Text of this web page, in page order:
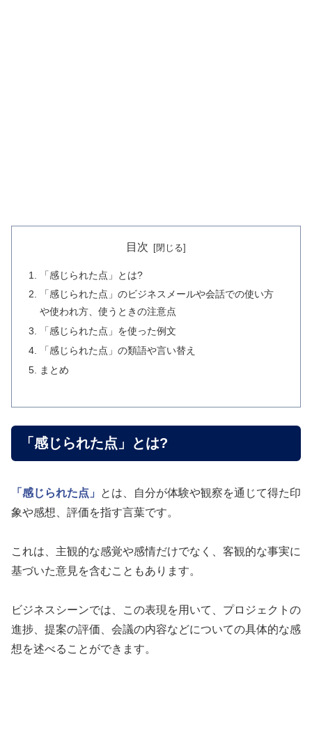
目次
「感じられた点」とは?
「感じられた点」のビジネスメールや会話での使い方
や使われ方、使うときの注意点
「感じられた点」を使った例文
「感じられた点」の類語や言い替え
まとめ
「感じられた点」とは?
「感じられた点」
とは、自分が体験や観察を通じて得た印
象や感想、評価を指す言葉です。
これは、主観的な感覚や感情だけでなく、客観的な事実に
基づいた意見を含むこともあります。
ビジネスシーンでは、この表現を用いて、プロジェクトの
進捗、提案の評価、会議の内容などについての具体的な感
想を述べることができます。